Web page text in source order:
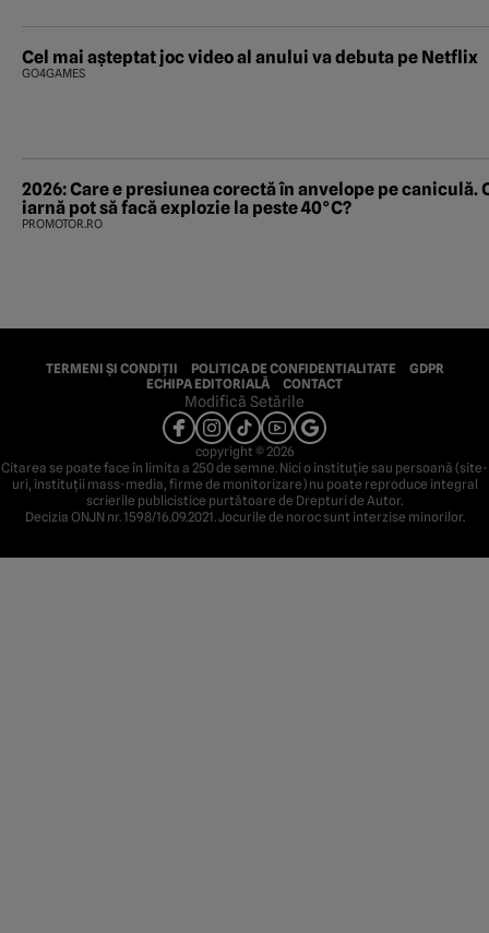
Cel mai așteptat joc video al anului va debuta pe Netflix
GO4GAMES
2026: Care e presiunea corectă în anvelope pe caniculă.
iarnă pot să facă explozie la peste 40°C?
PROMOTOR.RO
TERMENI ȘI CONDIȚII POLITICA DE CONFIDENTIALITATE
GDPR
ECHIPA EDITORIALĂ
CONTACT
Modifică Setările
copyright © 2026
Citarea se poate face în limita a 250 de semne. Nici o instituţie sau persoană (site-
uri, instituţii mass-media, firme de monitorizare) nu poate reproduce integral
scrierile publicistice purtătoare de Drepturi de Autor.
Decizia ONJN nr. 1598/16.09.2021. Jocurile de noroc sunt interzise minorilor.